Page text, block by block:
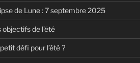
de Lune : 7 septembre 2025
objectifs de l’été
défi pour l’été ?